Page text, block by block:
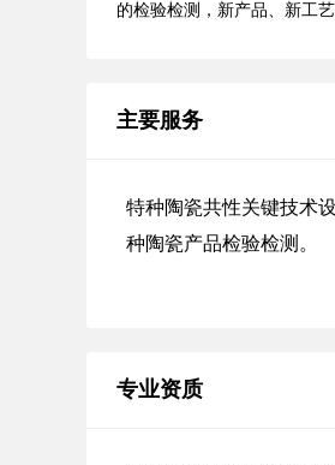
的检验检测，新产品、新工
主要服务
特种陶瓷共性关键技术
种陶瓷产品检验检测。
专业资质